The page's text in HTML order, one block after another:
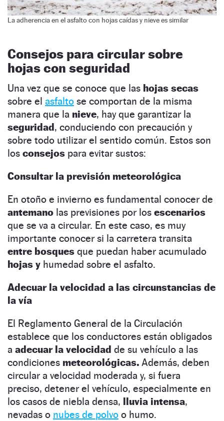
La adherencia en el asfalto con hojas caídas y nieve es similar
Consejos para circular sobre
hojas con seguridad
Una vez que se conoce que las hojas secas
sobre el asfalto se comportan de la misma
manera que la nieve, hay que garantizar la
seguridad, conduciendo con precaución y
sobre todo utilizar el sentido común. Estos son
los consejos para evitar sustos:
Consultar la previsión meteorológica
En otoño e invierno es fundamental conocer de
antemano las previsiones por los escenarios
que se va a circular. En este caso, es muy
importante conocer si la carretera transita
entre bosques que puedan haber acumulado
hojas y humedad sobre el asfalto.
Adecuar la velocidad a las circunstancias de
la vía
El Reglamento General de la Circulación
establece que los conductores están obligados
a adecuar la velocidad de su vehículo a las
condiciones meteorológicas. Además, deben
circular a velocidad moderada y, si fuera
preciso, detener el vehículo, especialmente en
los casos de niebla densa, lluvia intensa,
nevadas o nubes de polvo o humo.